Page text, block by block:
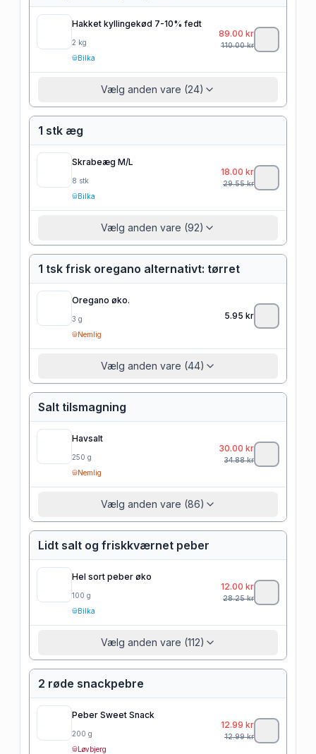
Hakket kyllingekød 7-10% fedt
2 kg
Bilka
89.00 kr
110.00kr
Vælg anden vare (24)
1 stk æg
Skrabeæg M/L
8 stk
Bilka
18.00 kr
29.55kr
Vælg anden vare (92)
1 tsk frisk oregano alternativt: tørret
Oregano øko.
3 g
Nemlig
5.95 kr
Vælg anden vare (44)
Salt tilsmagning
Havsalt
250 g
Nemlig
30.00 kr
34.88kr
Vælg anden vare (86)
Lidt salt og friskkværnet peber
Hel sort peber øko
100 g
Bilka
12.00 kr
28.25kr
Vælg anden vare (112)
2 røde snackpebre
Peber Sweet Snack
200 g
Løvbjerg
12.99 kr
12.99kr